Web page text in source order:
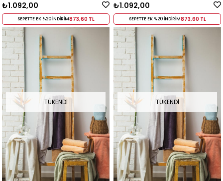
₺1.092,00
SEPETTE EK %20 İNDİRİM873,60 TL
₺1.092,00
SEPETTE EK %20 İNDİRİM873,60 TL
TÜKENDI TÜKENDI